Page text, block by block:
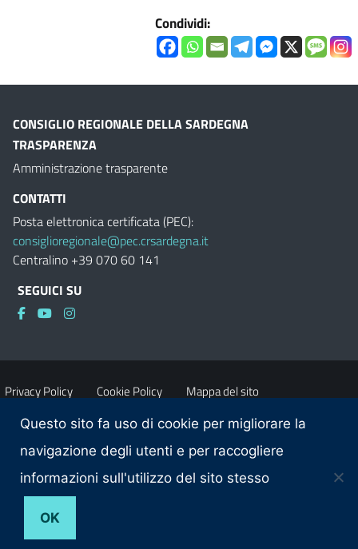
Condividi:
CONSIGLIO REGIONALE DELLA SARDEGNA
TRASPARENZA
Amministrazione trasparente
CONTATTI
Posta elettronica certificata (PEC):
consiglioregionale@pec.crsardegna.it
Centralino +39 070 60 141
SEGUICI SU
Privacy Policy Cookie Policy Mappa del sito
Accessibilità Dichiarazione di accessibilità
Obiettivi di accessibilità Contatti
Questo sito fa uso di cookie per migliorare la
navigazione degli utenti e per raccogliere
informazioni sull'utilizzo del sito stesso
OK